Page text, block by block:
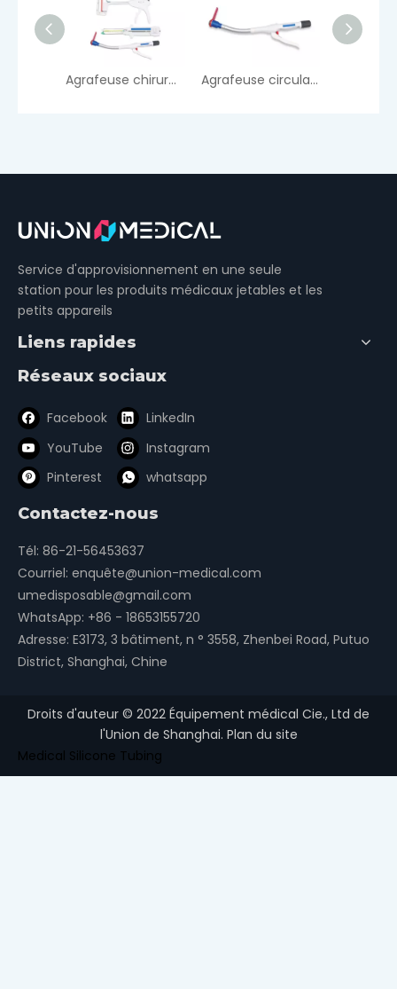
Agrafeuse chirurgicale jetable Agrafeuse circulaire
Service d'approvisionnement en une seule
station pour les produits médicaux jetables et les
petits appareils
Liens rapides
Réseaux sociaux
Facebook
LinkedIn
YouTube
Instagram
Pinterest
whatsapp
Contactez-nous
Tél: 86-21-56453637
Courriel: enquête@union-medical.com
umedisposable@gmail.com
WhatsApp: +86 - 18653155720
Adresse: E3173, 3 bâtiment, n ° 3558, Zhenbei Road, Putuo
District, Shanghai, Chine
Droits d'auteur © 2022 Équipement médical Cie., Ltd de
l'Union de Shanghai. Plan du site
Medical Silicone Tubing